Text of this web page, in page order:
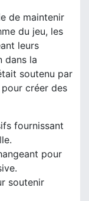
de maintenir
du jeu, les
leurs
dans la
soutenu par
créer des
fournissant
pour
soutenir